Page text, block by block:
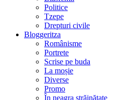
Politice
Tzepe
Drepturi civile
Bloggeritza
Românisme
Portrete
Scrise pe buda
La moșie
Diverse
Promo
În neagra străinătate